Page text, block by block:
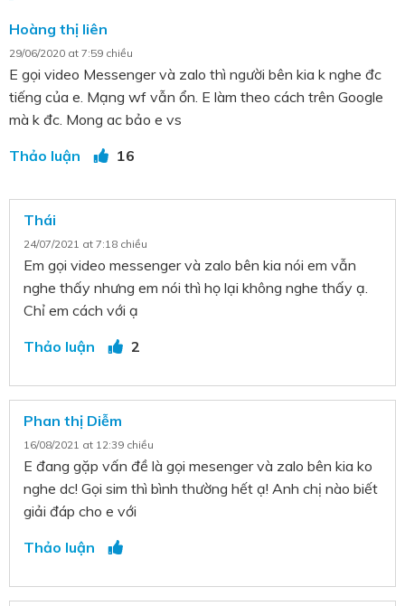
Hoàng thị liên
29/06/2020 at 7:59 chiều
E gọi video Messenger và zalo thì người bên kia k nghe đc
tiếng của e. Mạng wf vẫn ổn. E làm theo cách trên Google
mà k đc. Mong ac bảo e vs
16
Thảo luận
Thái
24/07/2021 at 7:18 chiều
Em gọi video messenger và zalo bên kia nói em vẫn
nghe thấy nhưng em nói thì họ lại không nghe thấy ạ.
Chỉ em cách với ạ
2
Thảo luận
Phan thị Diễm
16/08/2021 at 12:39 chiều
E đang gặp vấn đề là gọi mesenger và zalo bên kia ko
nghe dc! Gọi sim thì bình thường hết ạ! Anh chị nào biết
giải đáp cho e với
Thảo luận